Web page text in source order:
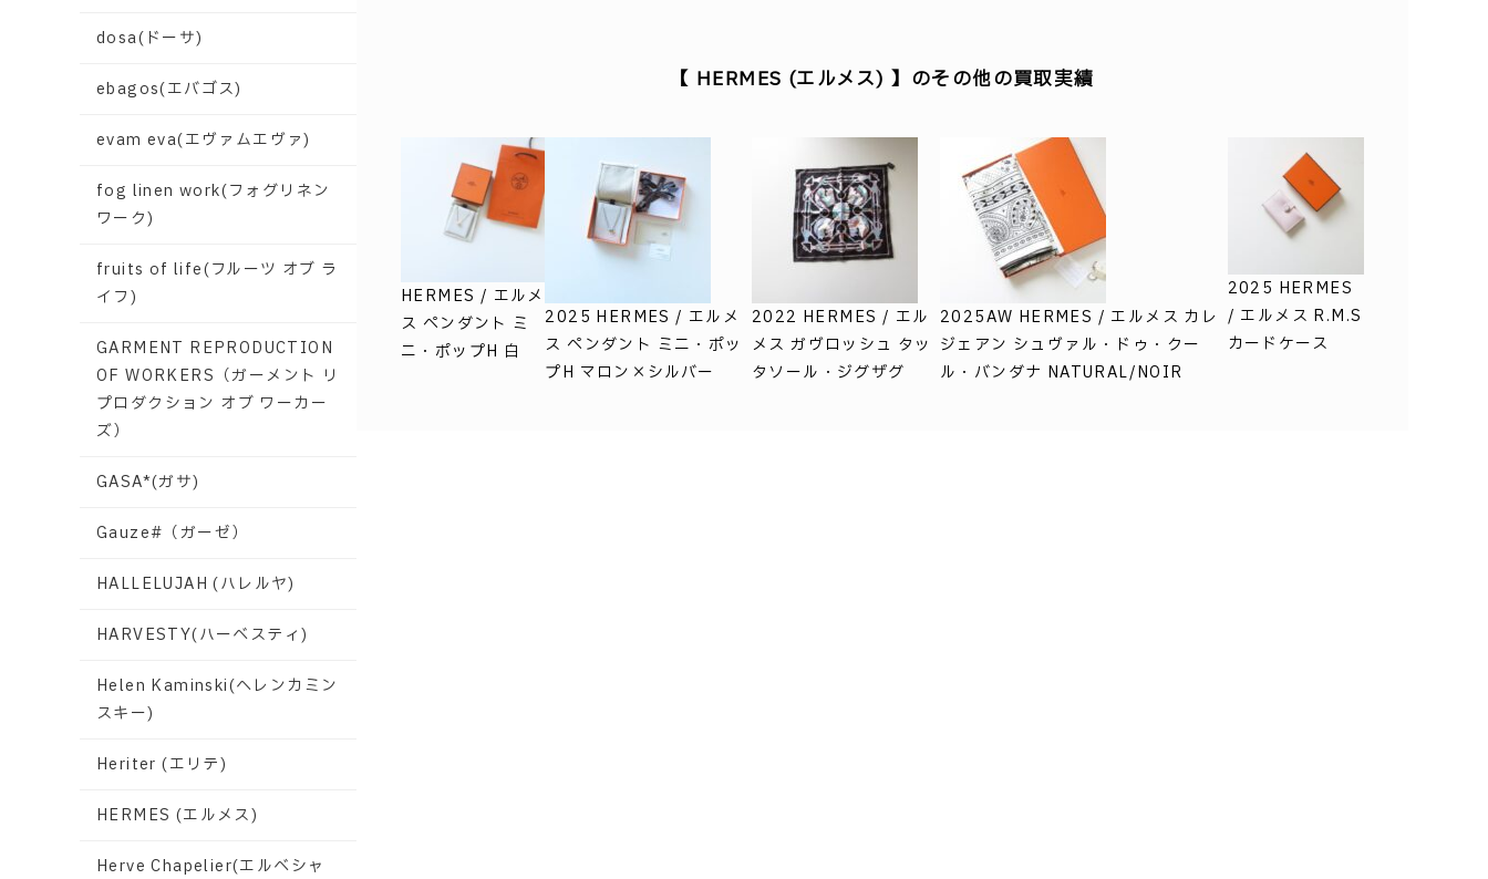
【 HERMES (エルメス) 】のその他の買取実績
HERMES / エルメ
ス ペンダント ミ
ニ・ポップH 白
2025 HERMES / エルメ
ス ペンダント ミニ・ポッ
プH マロン×シルバー
2022 HERMES / エル
メス ガヴロッシュ タッ
タソール・ジグザグ
2025AW HERMES / エルメス カレ
ジェアン シュヴァル・ドゥ・クー
ル・バンダナ NATURAL/NOIR
2025 HERMES
/ エルメス R.M.S
カードケース
dosa(ドーサ)
ebagos(エバゴス)
evam eva(エヴァムエヴァ)
fog linen work(フォグリネン
ワーク)
fruits of life(フルーツ オブ ラ
イフ)
GARMENT REPRODUCTION
OF WORKERS（ガーメント リ
プロダクション オブ ワーカー
ズ）
GASA*(ガサ)
Gauze#（ガーゼ）
HALLELUJAH (ハレルヤ)
HARVESTY(ハーベスティ)
Helen Kaminski(ヘレンカミン
スキー)
Heriter (エリテ)
HERMES (エルメス)
Herve Chapelier(エルベシャ